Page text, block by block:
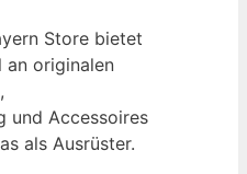
Store bietet
an originalen
und Accessoires
als Ausrüster.